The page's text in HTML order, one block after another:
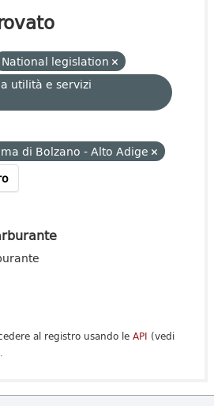
National legislation
utilità e servizi
di Bolzano - Alto Adige
al registro usando le API (vedi